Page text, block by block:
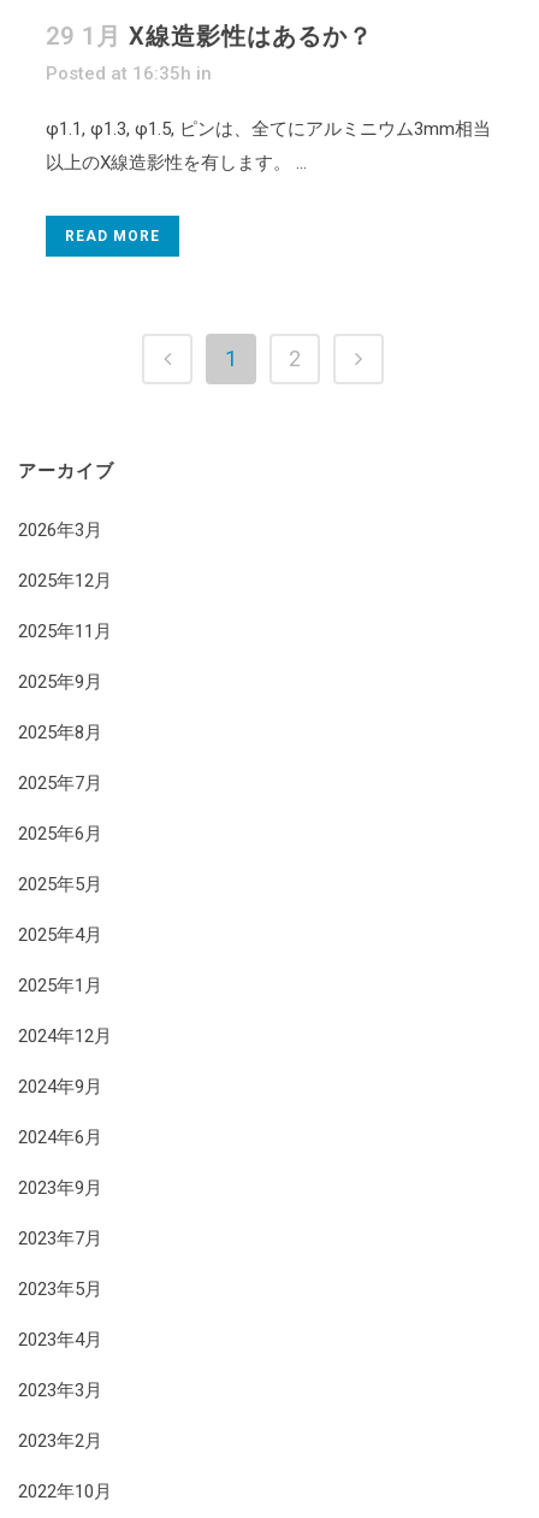
29 1月 X線造影性はあるか？
Posted at 16:35h in
φ1.1, φ1.3, φ1.5, ピンは、全てにアルミニウム3mm相当
以上のX線造影性を有します。 ...
READ MORE
1 2
アーカイブ
2026年3月
2025年12月
2025年11月
2025年9月
2025年8月
2025年7月
2025年6月
2025年5月
2025年4月
2025年1月
2024年12月
2024年9月
2024年6月
2023年9月
2023年7月
2023年5月
2023年4月
2023年3月
2023年2月
2022年10月